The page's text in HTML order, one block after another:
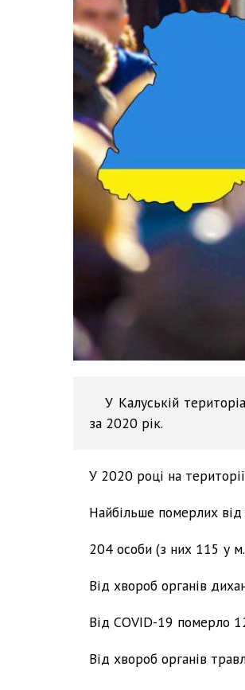
У Калуській
за 2020 рік.
У 2020 році на
Найбільше померлих
204 особи (з них 115 у
Від хвороб органів
Від COVID-19 померло
Від хвороб органів